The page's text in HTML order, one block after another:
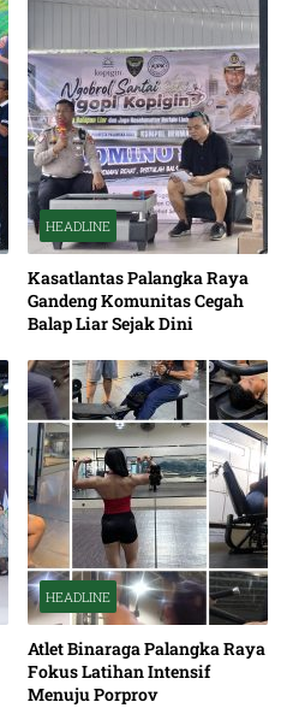
HEADLINE
Kasatlantas Palangka Raya
Gandeng Komunitas Cegah
Balap Liar Sejak Dini
HEADLINE
Atlet Binaraga Palangka Raya
Fokus Latihan Intensif
Menuju Porprov